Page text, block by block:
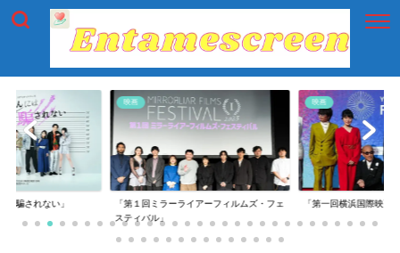
は騙されない」
映画
「第１回ミラーライアーフィルムズ・フェ
スティバル」
映画
「第一回横浜国際映画